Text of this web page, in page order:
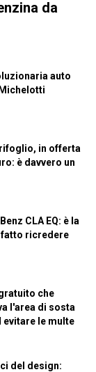
da
auto
in offerta
è davvero un
CLA EQ: è la
fatto ricredere
che
l'area di sosta
evitare le multe
del design: